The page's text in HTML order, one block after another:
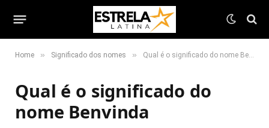
Home » Significado dos nomes » Qual é o significado do nome Benvinda
Qual é o significado do
nome Benvinda